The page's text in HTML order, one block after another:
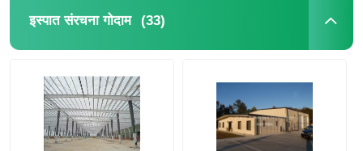
इस्पात संरचना गोदाम (33)